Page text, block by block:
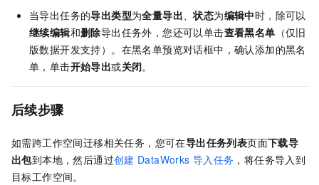
当导出任务的导出类型为全量导出 、状态为编辑中时，除可以
继续编辑和删除导出任务外，您还可以单击查看黑名单 （仅旧
版数据开发支持）。在黑名单预览对话框中，确认添加的黑名
单，单击开始导出或关闭。
后续步骤
如需跨工作空间迁移相关任务，您可在导出任务列表页面下载导
出包到本地，然后通过创建 DataWorks 导入任务 ，将任务导入到
目标工作空间。